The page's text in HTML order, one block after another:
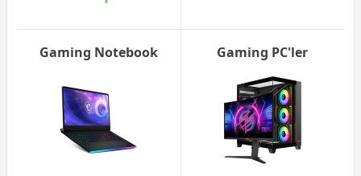
Gaming Notebook Gaming PC'ler